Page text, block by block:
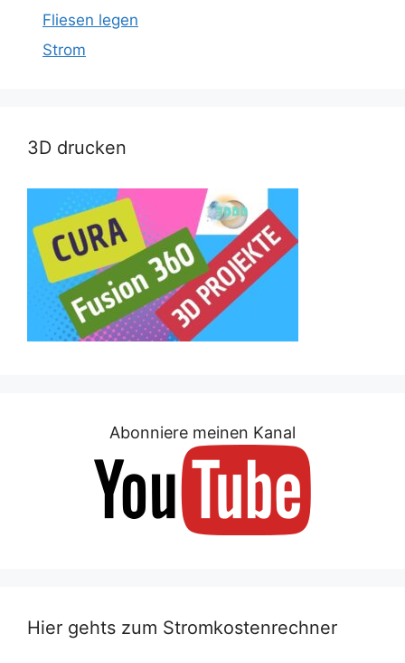
Fliesen legen
Strom
3D drucken
Abonniere meinen Kanal
Hier gehts zum Stromkostenrechner